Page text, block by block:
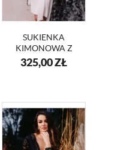
SUKIENKA
KIMONOWA Z
KORONKOWYMI
RĘKAWAMI
325,00ZŁ